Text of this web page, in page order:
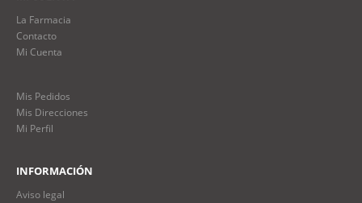
La Farmacia
Contacto
Mi Cuenta
Mis Pedidos
Mis Direcciones
Mi Perfil
INFORMACIÓN
Aviso legal